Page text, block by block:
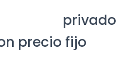
privado
precio fijo